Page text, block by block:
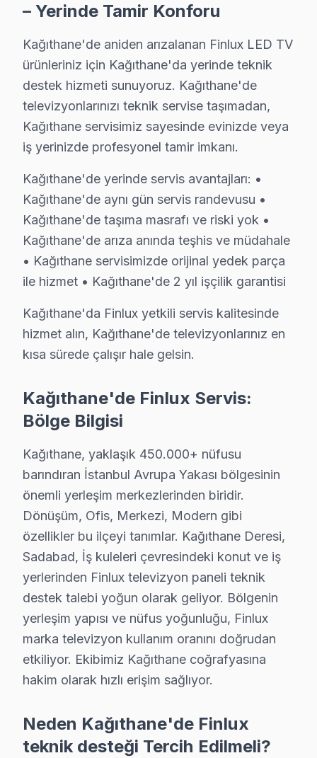
✓ Ücretsiz Arıza Tespiti
Tamir mi Satın Al mı? Çevre ve Maliyet
Günümüzde, televizyon tamirinin maliyet etkinliği ve
Kağıthane’nin coğrafi konumu ve ulaşım ağı göz
Finlux TV Enerji Tüketimi ve Kağıthane
Kağıthane bölgesinde, Finlux ekran kullanıcıları
1.Panel Yanık Sorunu: Televizyon ekranında
2. Yazılım Hatası: televizyon’nin başlatılmaması
4.Backlight Sorunu: Ekranın belirli bölgelerinin
5.Anakart Arızası : Uzaktan kumanda ile kontrol
Kağıthane Mahallelerinde Finlux Servis:
Çağlayan'da Finlux TV Servisi
Çağlayan Mahallesi'nde, Finlux ekran'lerde en sık
Çeliktepe'de Finlux TV Servisi
Çeliktepe Mahallesi, Finlux televizyon
Emniyet Evleri'nde Finlux TV Servisi
Emniyet Evleri Mahallesi'nde, Finlux ekran
Gültepe'de Finlux TV Servisi
Gültepe Mahallesi'nde, Finlux televizyon'lerdeki
Gürsel'de Finlux TV Servisi
Hamidiye'de Finlux TV Servisi
– Yerinde Tamir Konforu
Kağıthane'de aniden arızalanan Finlux LED TV
ürünleriniz için Kağıthane'da yerinde teknik
destek hizmeti sunuyoruz. Kağıthane'de
televizyonlarınızı teknik servise taşımadan,
Kağıthane servisimiz sayesinde evinizde veya
iş yerinizde profesyonel tamir imkanı.
Kağıthane'de yerinde servis avantajları: •
Kağıthane'de aynı gün servis randevusu •
Kağıthane'de taşıma masrafı ve riski yok •
Kağıthane'de arıza anında teşhis ve müdahale
• Kağıthane servisimizde orijinal yedek parça
ile hizmet • Kağıthane'de 2 yıl işçilik garantisi
Kağıthane'da Finlux yetkili servis kalitesinde
hizmet alın, Kağıthane'de televizyonlarınız en
kısa sürede çalışır hale gelsin.
Kağıthane'de Finlux Servis:
Bölge Bilgisi
Kağıthane, yaklaşık 450.000+ nüfusu
barındıran İstanbul Avrupa Yakası bölgesinin
önemli yerleşim merkezlerinden biridir.
Dönüşüm, Ofis, Merkezi, Modern gibi
özellikler bu ilçeyi tanımlar. Kağıthane Deresi,
Sadabad, İş kuleleri çevresindeki konut ve iş
yerlerinden Finlux televizyon paneli teknik
destek talebi yoğun olarak geliyor. Bölgenin
yerleşim yapısı ve nüfus yoğunluğu, Finlux
marka televizyon kullanım oranını doğrudan
etkiliyor. Ekibimiz Kağıthane coğrafyasına
hakim olarak hızlı erişim sağlıyor.
Neden Kağıthane'de Finlux
teknik desteği Tercih Edilmeli?